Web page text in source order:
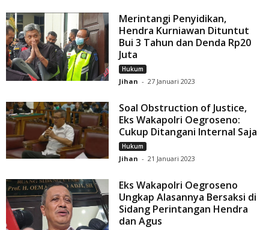
Merintangi Penyidikan,
Hendra Kurniawan Dituntut
Bui 3 Tahun dan Denda Rp20
Juta
Hukum
Jihan - 27 Januari 2023
Soal Obstruction of Justice,
Eks Wakapolri Oegroseno:
Cukup Ditangani Internal Saja
Hukum
Jihan - 21 Januari 2023
Eks Wakapolri Oegroseno
Ungkap Alasannya Bersaksi di
Sidang Perintangan Hendra
dan Agus